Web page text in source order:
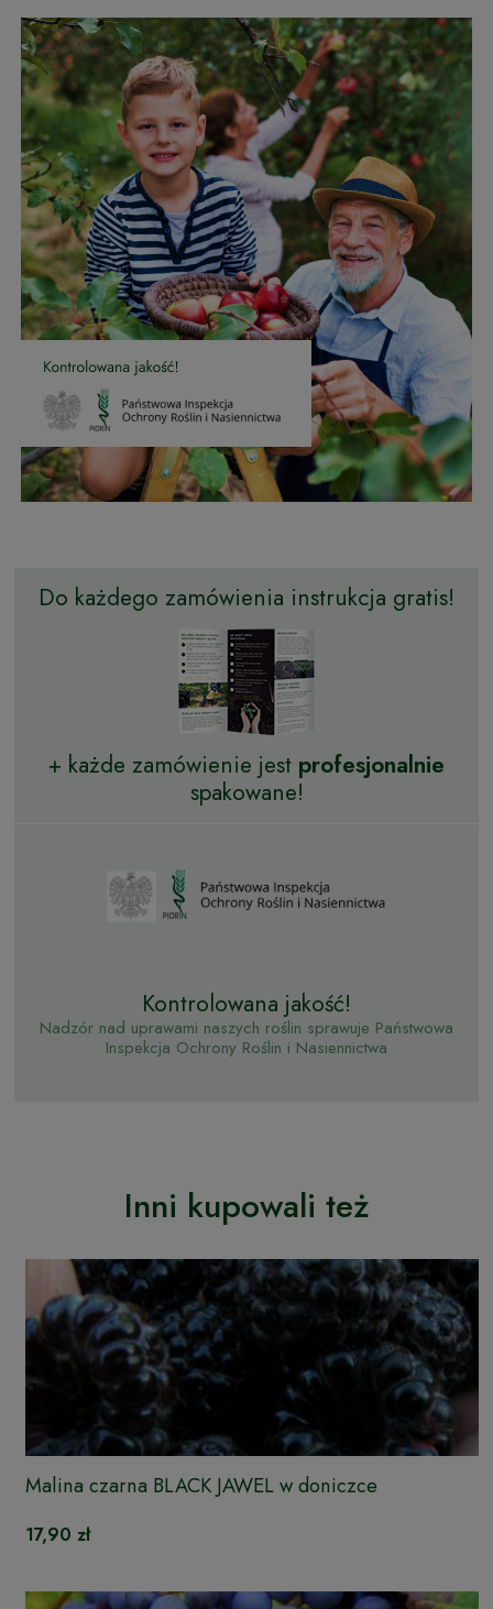
Do każdego zamówienia instrukcja gratis!
+ każde zamówienie jest profesjonalnie
spakowane!
Kontrolowana jakość!
Nadzór nad uprawami naszych roślin sprawuje Państwowa
Inspekcja Ochrony Roślin i Nasiennictwa
Inni kupowali też
Malina czarna BLACK JAWEL w doniczce
17,90 zł